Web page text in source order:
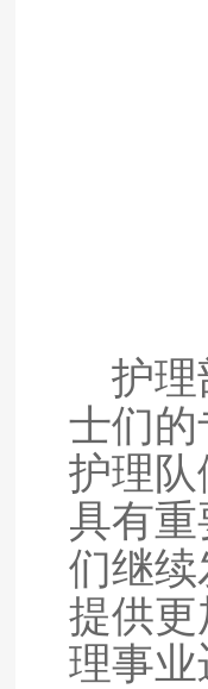
护理
士们
护理
具有
们继
提供
理事